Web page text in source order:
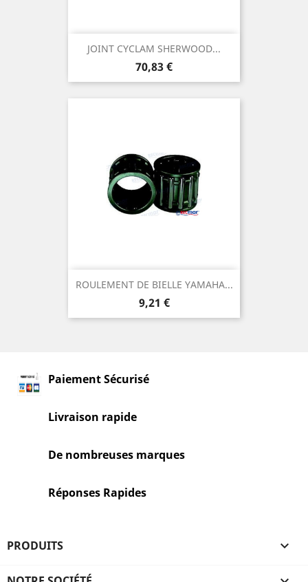
JOINT CYCLAM SHERWOOD...
Prix
70,83 €
ROULEMENT DE BIELLE YAMAHA...
Prix
9,21 €
Paiement Sécurisé
Livraison rapide
De nombreuses marques
Réponses Rapides
PRODUITS 